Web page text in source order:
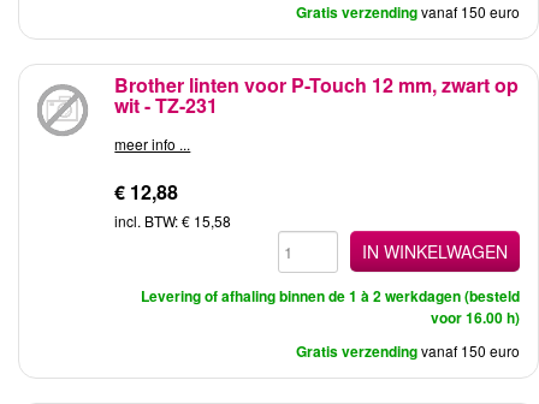
Gratis verzendingvanaf 150 euro
Brother linten voor P-Touch 12 mm, zwart op
wit - TZ-231
meer info ...
€ 12,88
incl. BTW: € 15,58
IN WINKELWAGEN
Levering of afhaling binnen de 1 à 2 werkdagen (besteld
voor 16.00 h)
Gratis verzendingvanaf 150 euro